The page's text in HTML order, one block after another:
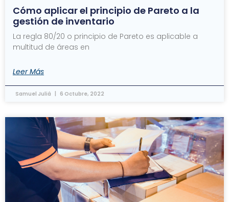
Cómo aplicar el principio de Pareto a la
gestión de inventario
La regla 80/20 o principio de Pareto es aplicable a
multitud de áreas en
Leer Más
Samuel Juliá 6 Octubre, 2022